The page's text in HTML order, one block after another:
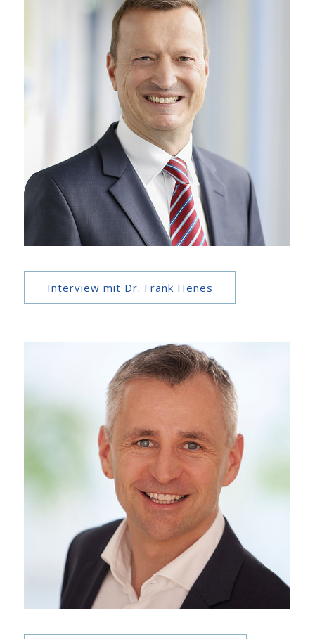
Interview mit Dr. Frank Henes